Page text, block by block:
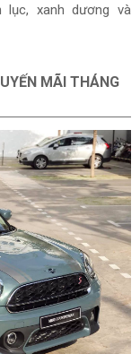
lục, xanh dương và
MÃI THÁNG